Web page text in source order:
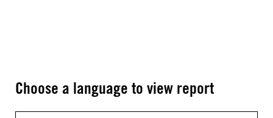
Choose a language to view report